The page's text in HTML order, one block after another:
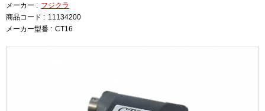
メーカー : フジクラ
商品コード : 11134200
メーカー型番 : CT16